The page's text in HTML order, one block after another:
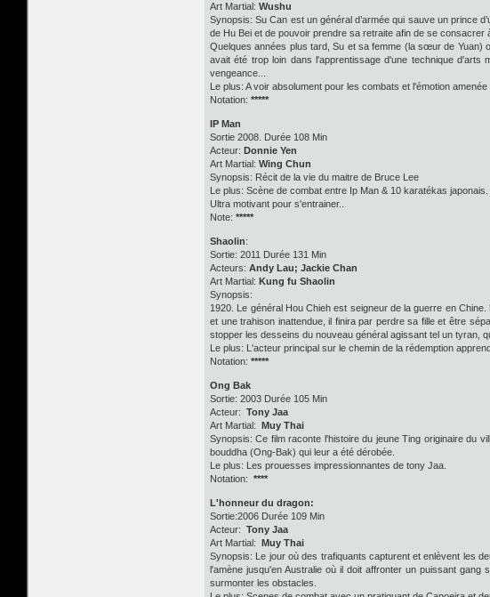
Art Martial: Wushu
Synopsis: Su Can est un général d’armée qui sauve un prince
de Hu Bei et de pouvoir prendre sa retraite afin de se consacrer
Quelques années plus tard, Su et sa femme (la sœur de Yuan)
avait été trop loin dans l'apprentissage d'une technique
vengeance...
Le plus: A voir absolument pour les combats et l'émotion
Notation: *****
IP Man
Sortie 2008. Durée 108 Min
Acteur: Donnie Yen
Art Martial: Wing Chun
Synopsis: Récit de la vie du maitre de Bruce Lee
Le plus: Scène de combat entre Ip Man & 10 karatékas japonais.
Ultra motivant pour s'entrainer..
Note: *****
Shaolin:
Sortie: 2011 Durée 131 Min
Acteurs: Andy Lau; Jackie Chan
Art Martial: Kung fu Shaolin
Synopsis:
1920. Le général Hou Chieh est seigneur de la guerre en
et une trahison inattendue, il finira par perdre sa fille et être
stopper les desseins du nouveau général agissant tel un tyran,
Le plus: L'acteur principal sur le chemin de la rédemption
Notation: *****
Ong Bak
Sortie: 2003 Durée 105 Min
Acteur: Tony Jaa
Art Martial: Muy Thai
Synopsis: Ce film raconte l'histoire du jeune Ting originaire du
bouddha (Ong-Bak) qui leur a été dérobée.
Le plus: Les prouesses impressionnantes de tony Jaa.
Notation: ****
L'honneur du dragon:
Sortie:2006 Durée 109 Min
Acteur: Tony Jaa
Art Martial: Muy Thai
Synopsis: Le jour où des trafiquants capturent et enlèvent les
l'amène jusqu'en Australie où il doit affronter un puissant
surmonter les obstacles.